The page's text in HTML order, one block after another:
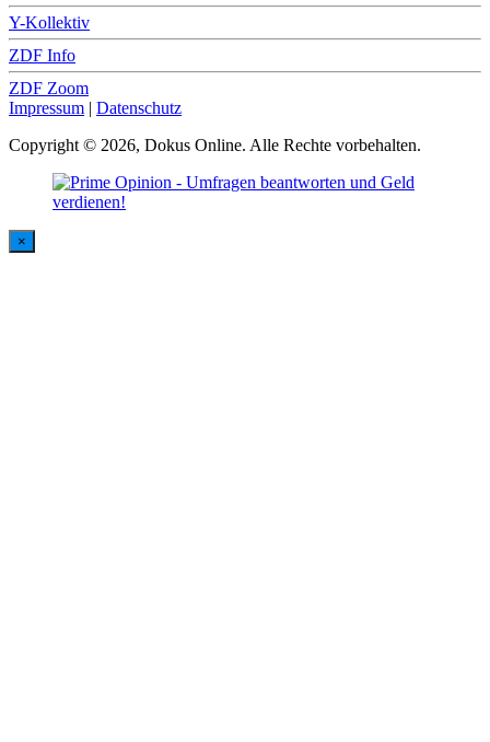
Y-Kollektiv
ZDF Info
ZDF Zoom
Impressum | Datenschutz
Copyright © 2026, Dokus Online. Alle Rechte vorbehalten.
×